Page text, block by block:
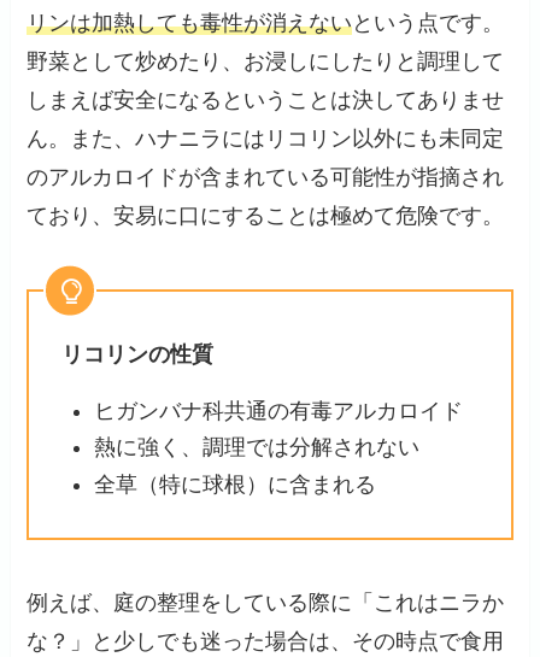
リンは加熱しても毒性が消えないという点です。
野菜として炒めたり、お浸しにしたりと調理して
しまえば安全になるということは決してありませ
ん。また、ハナニラにはリコリン以外にも未同定
のアルカロイドが含まれている可能性が指摘され
ており、安易に口にすることは極めて危険です。
リコリンの性質
ヒガンバナ科共通の有毒アルカロイド
熱に強く、調理では分解されない
全草（特に球根）に含まれる
例えば、庭の整理をしている際に「これはニラか
な？」と少しでも迷った場合は、その時点で食用